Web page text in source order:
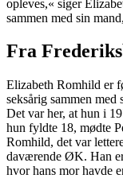
opleves,« siger
sammen med sin
Fra
Elizabeth Romhild er
seksårig sammen
Det var her, at hun i
hun fyldte 18, mødte
Romhild, det var
daværende ØK. Han
hvor hans mor havde